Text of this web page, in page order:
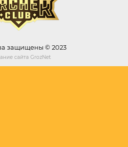
защищены © 2023
сайта GrozNet